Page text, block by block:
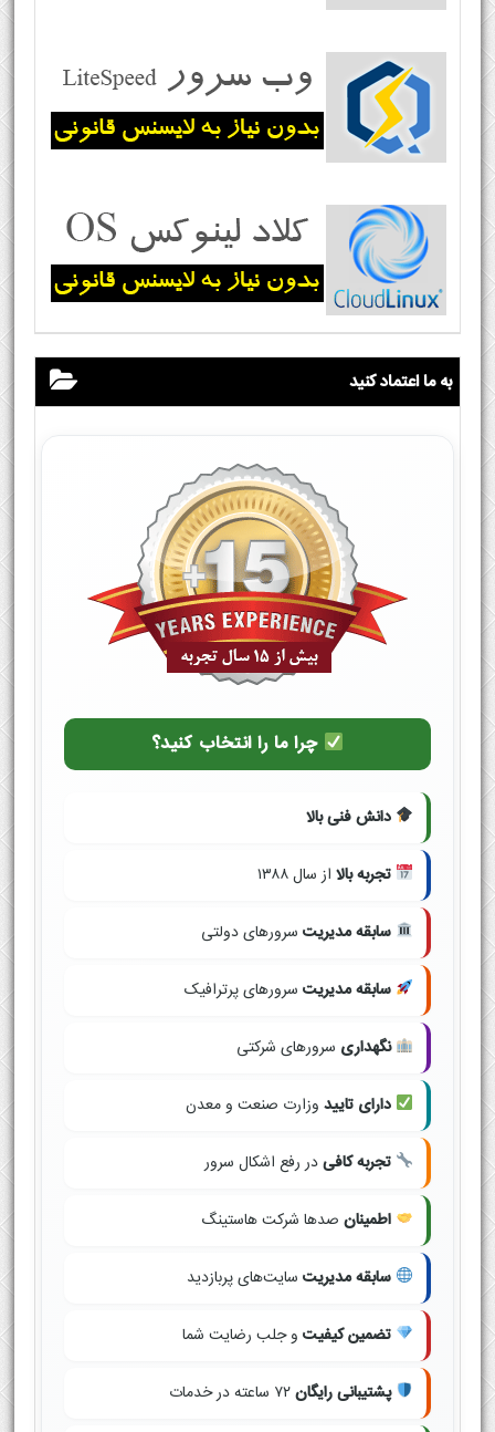
به ما اعتماد کنید
چرا ما را انتخاب کنید؟
دانش فنی بالا
تجربه بالا از سال ۱۳۸۸
سابقه مدیریت سرورهای دولتی
سابقه مدیریت سرورهای پرترافیک
نگهداری سرورهای شرکتی
دارای تایید وزارت صنعت و معدن
تجربه کافیدر رفع اشکال سرور
اطمینان صدها شرکت هاستینگ
سابقه مدیریت سایت‌های پربازدید
تضمین کیفیت و جلب رضایت شما
پشتیبانی رایگان۷۲ ساعته در خدمات